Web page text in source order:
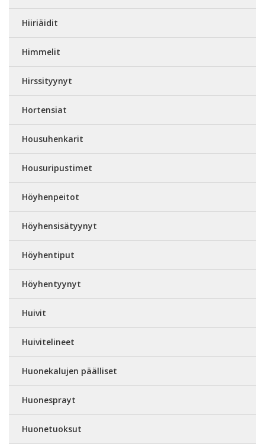
Hiiriäidit
Himmelit
Hirssityynyt
Hortensiat
Housuhenkarit
Housuripustimet
Höyhenpeitot
Höyhensisätyynyt
Höyhentiput
Höyhentyynyt
Huivit
Huivitelineet
Huonekalujen päälliset
Huonesprayt
Huonetuoksut